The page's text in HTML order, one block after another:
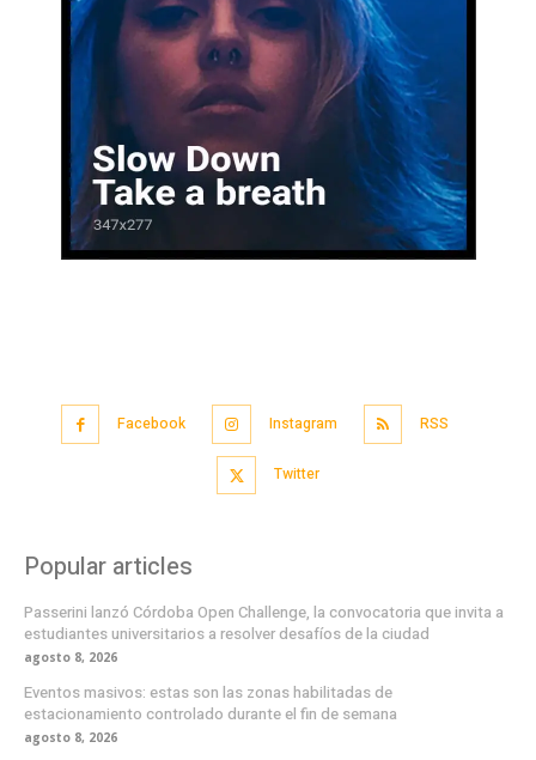
Facebook Instagram RSS
Twitter
Popular articles
Passerini lanzó Córdoba Open Challenge, la convocatoria que invita a
estudiantes universitarios a resolver desafíos de la ciudad
agosto 8, 2026
Eventos masivos: estas son las zonas habilitadas de
estacionamiento controlado durante el fin de semana
agosto 8, 2026